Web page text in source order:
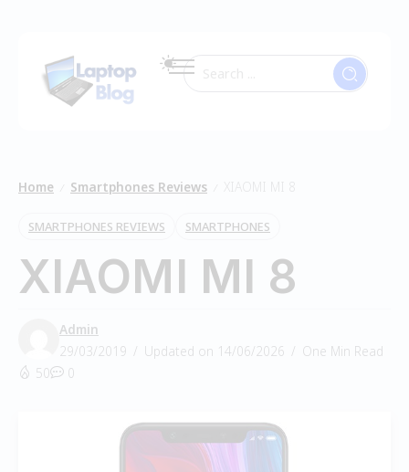
Home Smartphones Reviews XIAOMI MI 8
SMARTPHONES REVIEWS SMARTPHONES
XIAOMI MI 8
Admin
29/03/2019
Updated on 14/06/2026
One Min Read
50
0